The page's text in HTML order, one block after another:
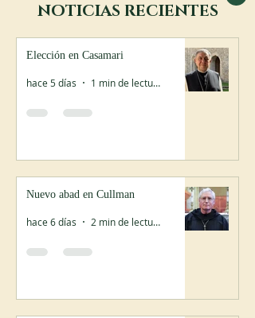
NOTICIAS RECIENTES
Elección en Casamari
hace 5 días 1 min de lectura
Nuevo abad en Cullman
hace 6 días 2 min de lectura